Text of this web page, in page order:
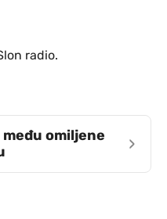
radio.
među omiljene
›